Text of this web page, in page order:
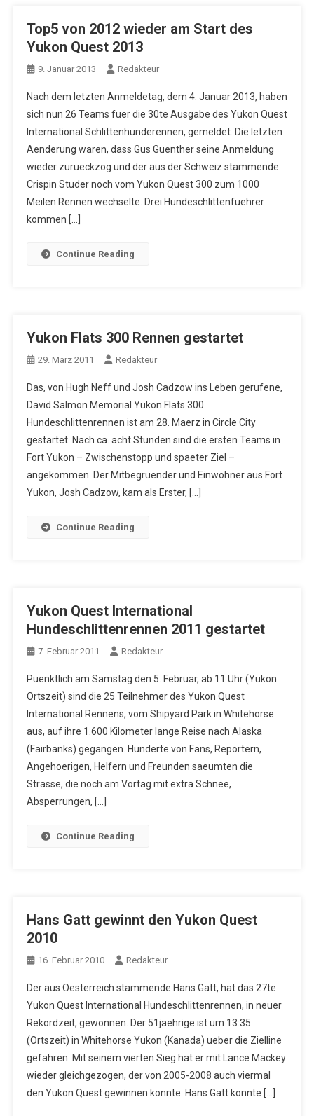
Top5 von 2012 wieder am Start des
Yukon Quest 2013
9. Januar 2013 Redakteur
Nach dem letzten Anmeldetag, dem 4. Januar 2013, haben
sich nun 26 Teams fuer die 30te Ausgabe des Yukon Quest
International Schlittenhunderennen, gemeldet. Die letzten
Aenderung waren, dass Gus Guenther seine Anmeldung
wieder zurueckzog und der aus der Schweiz stammende
Crispin Studer noch vom Yukon Quest 300 zum 1000
Meilen Rennen wechselte. Drei Hundeschlittenfuehrer
kommen […]
Continue Reading
Yukon Flats 300 Rennen gestartet
29. März 2011 Redakteur
Das, von Hugh Neff und Josh Cadzow ins Leben gerufene,
David Salmon Memorial Yukon Flats 300
Hundeschlittenrennen ist am 28. Maerz in Circle City
gestartet. Nach ca. acht Stunden sind die ersten Teams in
Fort Yukon – Zwischenstopp und spaeter Ziel –
angekommen. Der Mitbegruender und Einwohner aus Fort
Yukon, Josh Cadzow, kam als Erster, […]
Continue Reading
Yukon Quest International
Hundeschlittenrennen 2011 gestartet
7. Februar 2011 Redakteur
Puenktlich am Samstag den 5. Februar, ab 11 Uhr (Yukon
Ortszeit) sind die 25 Teilnehmer des Yukon Quest
International Rennens, vom Shipyard Park in Whitehorse
aus, auf ihre 1.600 Kilometer lange Reise nach Alaska
(Fairbanks) gegangen. Hunderte von Fans, Reportern,
Angehoerigen, Helfern und Freunden saeumten die
Strasse, die noch am Vortag mit extra Schnee,
Absperrungen, […]
Continue Reading
Hans Gatt gewinnt den Yukon Quest
2010
16. Februar 2010 Redakteur
Der aus Oesterreich stammende Hans Gatt, hat das 27te
Yukon Quest International Hundeschlittenrennen, in neuer
Rekordzeit, gewonnen. Der 51jaehrige ist um 13:35
(Ortszeit) in Whitehorse Yukon (Kanada) ueber die Zielline
gefahren. Mit seinem vierten Sieg hat er mit Lance Mackey
wieder gleichgezogen, der von 2005-2008 auch viermal
den Yukon Quest gewinnen konnte. Hans Gatt konnte […]